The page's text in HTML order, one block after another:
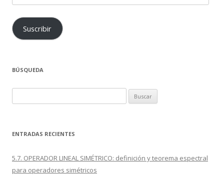
electrónico
Suscribir
BÚSQUEDA
ENTRADAS RECIENTES
5.7. OPERADOR LINEAL SIMÉTRICO: definición y teorema espectral
para operadores simétricos